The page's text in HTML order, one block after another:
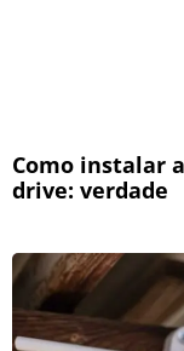
Como instalar
drive: verdade